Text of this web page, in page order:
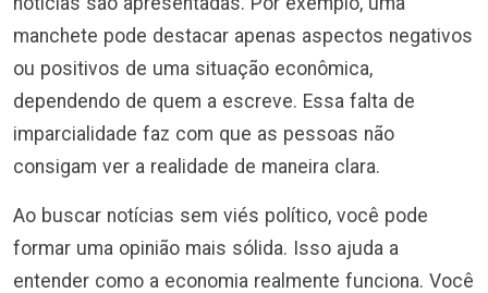
manchete pode destacar apenas aspectos negativos
ou positivos de uma situação econômica,
dependendo de quem a escreve. Essa falta de
imparcialidade faz com que as pessoas não
consigam ver a realidade de maneira clara.
Ao buscar notícias sem viés político, você pode
formar uma opinião mais sólida. Isso ajuda a
entender como a economia realmente funciona. Você